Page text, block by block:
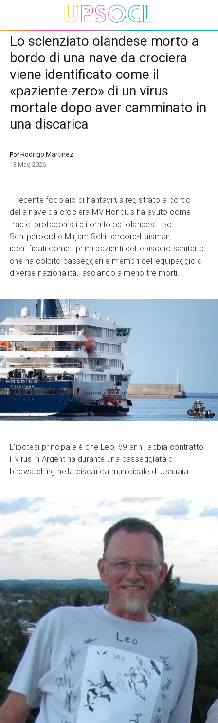
Lo scienziato olandese morto a
bordo di una nave da crociera
viene identificato come il
«paziente zero» di un virus
mortale dopo aver camminato in
una discarica
Por Rodrigo Martínez
13 May, 2026
Il recente focolaio di hantavirus registrato a bordo
della nave da crociera MV Hondius ha avuto come
tragici protagonisti gli ornitologi olandesi Leo
Schilperoord e Mirjam Schilperoord-Huisman,
identificati come i primi pazienti dell’episodio sanitario
che ha colpito passeggeri e membri dell’equipaggio di
diverse nazionalità, lasciando almeno tre morti.
L’ipotesi principale è che Leo, 69 anni, abbia contratto
il virus in Argentina durante una passeggiata di
birdwatching nella discarica municipale di Ushuaia.